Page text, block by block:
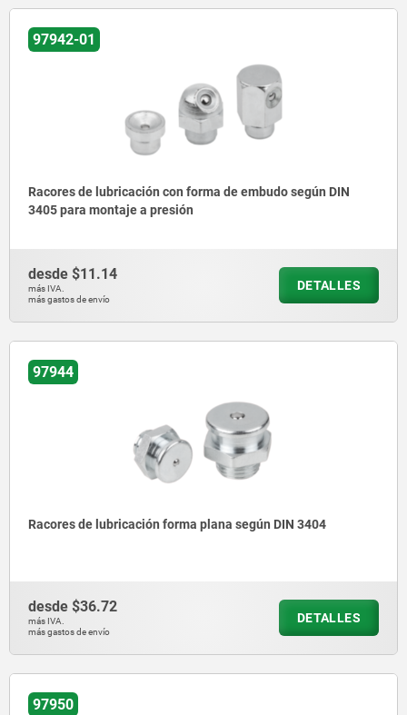
97942-01
Racores de lubricación con forma de embudo según DIN
3405 para montaje a presión
desde $11.14
más IVA.
más gastos de envío
DETALLES
97944
Racores de lubricación forma plana según DIN 3404
desde $36.72
más IVA.
más gastos de envío
DETALLES
97950